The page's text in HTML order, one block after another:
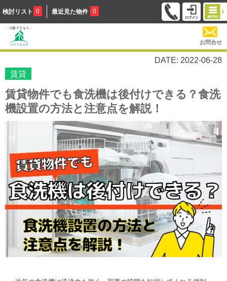
検討リスト 0 最近見た物件 0
お問合せ
DATE: 2022-06-28
賃貸
賃貸物件でも食洗機は後付けできる？食洗
機設置の方法と注意点を解説！